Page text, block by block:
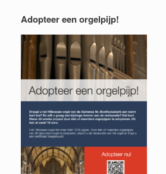
Adopteer een orgelpijp!